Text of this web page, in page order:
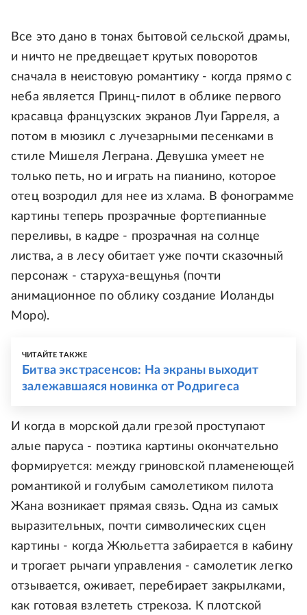
Все это дано в тонах бытовой сельской драмы,
и ничто не предвещает крутых поворотов
сначала в неистовую романтику - когда прямо с
неба является Принц-пилот в облике первого
красавца французских экранов Луи Гарреля, а
потом в мюзикл с лучезарными песенками в
стиле Мишеля Леграна. Девушка умеет не
только петь, но и играть на пианино, которое
отец возродил для нее из хлама. В фонограмме
картины теперь прозрачные фортепианные
переливы, в кадре - прозрачная на солнце
листва, а в лесу обитает уже почти сказочный
персонаж - старуха-вещунья (почти
анимационное по облику создание Иоланды
Моро).
ЧИТАЙТЕ ТАКЖЕ
Битва экстрасенсов: На экраны выходит
залежавшаяся новинка от Родригеса
И когда в морской дали грезой проступают
алые паруса - поэтика картины окончательно
формируется: между гриновской пламенеющей
романтикой и голубым самолетиком пилота
Жана возникает прямая связь. Одна из самых
выразительных, почти символических сцен
картины - когда Жюльетта забирается в кабину
и трогает рычаги управления - самолетик легко
отзывается, оживает, перебирает закрылками,
как готовая взлететь стрекоза. К плотской